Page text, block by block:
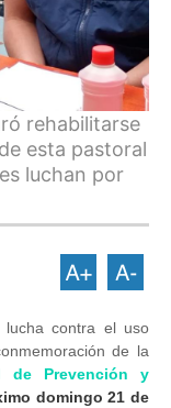
rehabilitarse
esta pastoral
luchan por
contra el uso
de la
de Prevención y
domingo 21 de